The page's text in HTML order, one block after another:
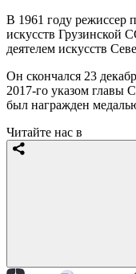
В 1961 году режиссер
искусств Грузинской
деятелем искусств
Он скончался 23
2017-го указом главы
был награжден
Читайте нас в